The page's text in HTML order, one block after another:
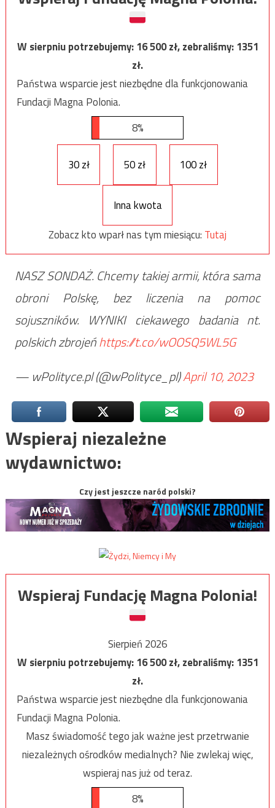
W sierpniu potrzebujemy:16 500zł, zebraliśmy:1351
zł.
Państwa wsparcie jest niezbędne dla funkcjonowania
Fundacji Magna Polonia.
8%
30 zł 50 zł 100 zł
Inna kwota
Zobacz kto wparł nas tym miesiącu: Tutaj
NASZ SONDAŻ. Chcemy takiej armii, która sama
obroni Polskę, bez liczenia na pomoc
sojuszników. WYNIKI ciekawego badania nt.
polskich zbrojeńhttps://t.co/wOOSQ5WL5G
— wPolityce.pl (@wPolityce_pl)April 10, 2023
Wspieraj niezależne
wydawnictwo:
Czy jest jeszcze naród polski?
Wspieraj Fundację Magna Polonia!
Sierpień 2026
W sierpniu potrzebujemy:16 500zł, zebraliśmy:1351
zł.
Państwa wsparcie jest niezbędne dla funkcjonowania
Fundacji Magna Polonia.
Masz świadomość tego jak ważne jest przetrwanie
niezależnych ośrodków medialnych? Nie zwlekaj więc,
wspieraj nas już od teraz.
8%